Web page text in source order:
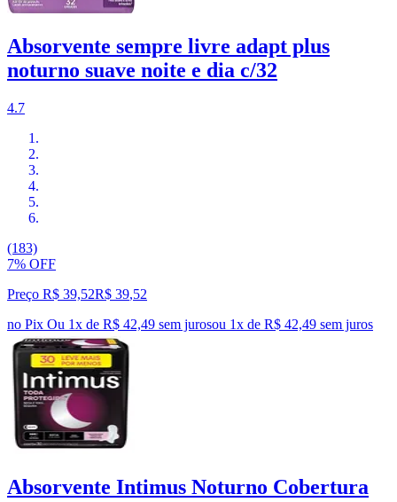
Absorvente sempre livre adapt plus
noturno suave noite e dia c/32
4.7
(183)
7% OFF
Preço R$ 39,52R$ 39,52
no Pix Ou 1x de R$ 42,49 sem jurosou 1x de R$ 42,49 sem juros
Absorvente Intimus Noturno Cobertura